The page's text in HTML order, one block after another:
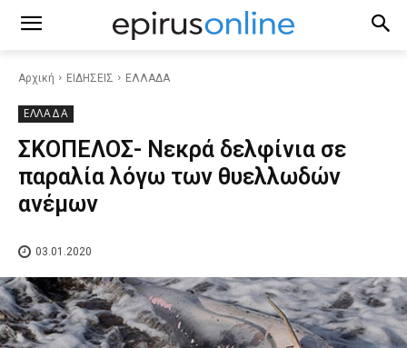
Αρχική ΕΙΔΗΣΕΙΣ ΕΛΛΑΔΑ
ΕΛΛΑΔΑ
ΣΚΟΠΕΛΟΣ- Νεκρά δελφίνια σε
παραλία λόγω των θυελλωδών
ανέμων
03.01.2020